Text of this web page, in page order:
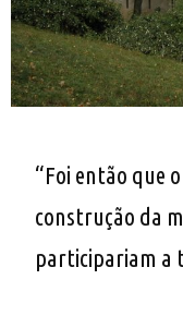
“Foi então que
construção da
participariam a